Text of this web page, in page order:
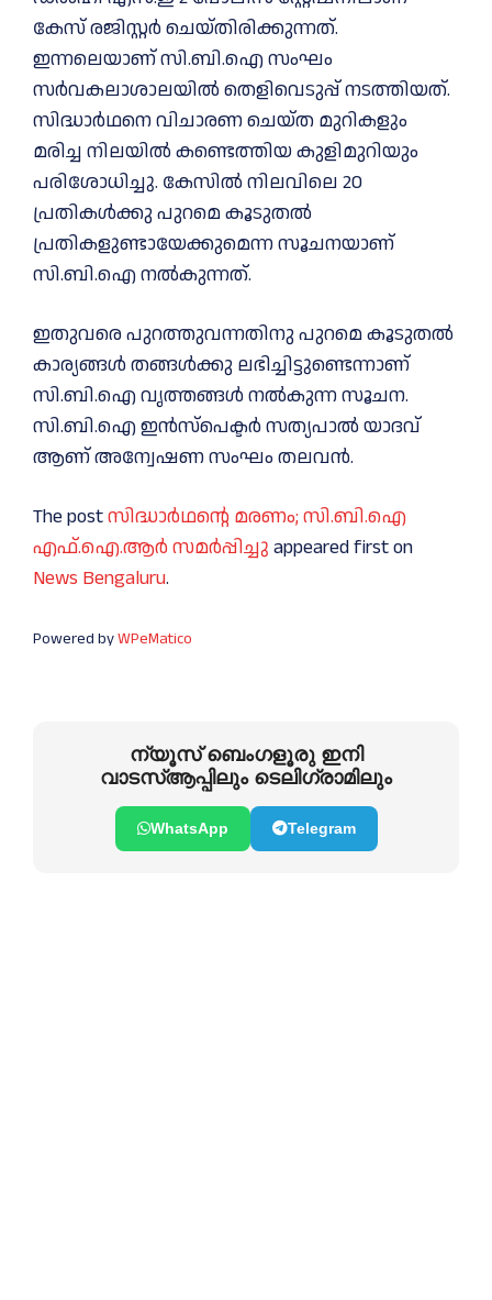
കേസ് രജിസ്റ്റർ ചെയ്തിരിക്കുന്നത്.
ഇന്നലെയാണ് സി.ബി.ഐ സംഘം
സർവകലാശാലയില്‍ തെളിവെടുപ്പ് നടത്തിയത്.
സിദ്ധാർഥനെ വിചാരണ ചെയ്ത മുറികളും
മരിച്ച നിലയില്‍ കണ്ടെത്തിയ കുളിമുറിയും
പരിശോധിച്ചു. കേസില്‍ നിലവിലെ 20
പ്രതികള്‍ക്കു പുറമെ കൂടുതല്‍
പ്രതികളുണ്ടായേക്കുമെന്ന സൂചനയാണ്
സി.ബി.ഐ നല്‍കുന്നത്.
ഇതുവരെ പുറത്തുവന്നതിനു പുറമെ കൂടുതല്‍
കാര്യങ്ങള്‍ തങ്ങള്‍ക്കു ലഭിച്ചിട്ടുണ്ടെന്നാണ്
സി.ബി.ഐ വൃത്തങ്ങള്‍ നല്‍കുന്ന സൂചന.
സി.ബി.ഐ ഇൻസ്‌പെക്ടർ സത്യപാല്‍ യാദവ്
ആണ് അന്വേഷണ സംഘം തലവൻ.
The postസിദ്ധാര്‍ഥന്റെ മരണം; സി.ബി.ഐ
എഫ്.ഐ.ആർ സമർപ്പിച്ചു appeared first on
News Bengaluru.
Powered byWPeMatico
ന്യൂസ് ബെംഗളൂരു ഇനി
വാടസ്ആപ്പിലും ടെലിഗ്രാമിലും
WhatsApp Telegram